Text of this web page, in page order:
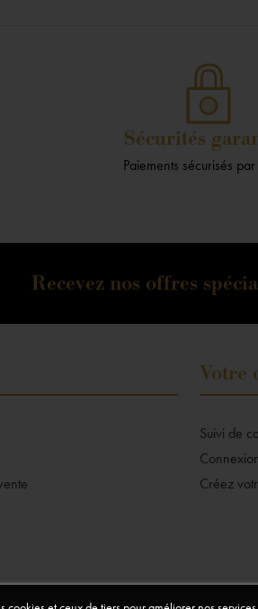
Sécurités
Paiements sécurisés
Recevez nos offres
Votre
Suivi de
Connexion
Créez